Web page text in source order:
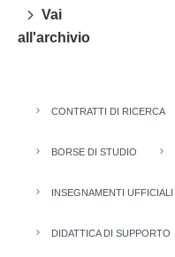
Vai
all'archivio
CONTRATTI DI RICERCA
BORSE DI STUDIO
INSEGNAMENTI UFFICIALI
DIDATTICA DI SUPPORTO